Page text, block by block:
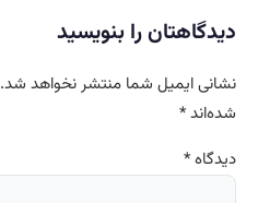
دیدگاهتان را بنویسید
نشانی ایمیل شما منتشر نخواهد شد.
شده‌اند*
دیدگاه*